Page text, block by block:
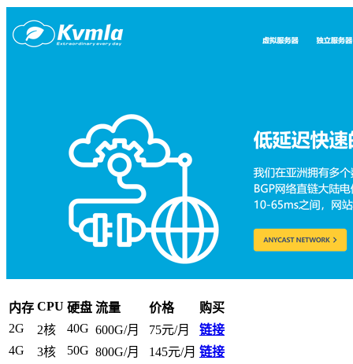
内存 CPU 硬盘 流量 价格
购买
2G
2核 40G 600G/月 75元/月
链接
4G
3核 50G 800G/月 145元/月 链接